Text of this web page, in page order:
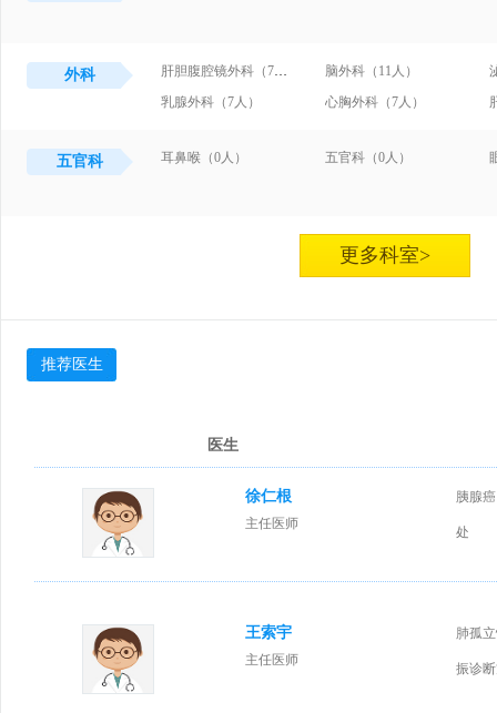
外科 肝胆腹腔镜外科（7人） 脑外科（11人）
乳腺外科（7人）
心胸外科（7人）
五官科 耳鼻喉（0人） 五官科（0人）
更多科室>
推荐医生
医生
徐仁根
主任医师
胰腺
处
王索宇
主任医师
肺孤
振诊